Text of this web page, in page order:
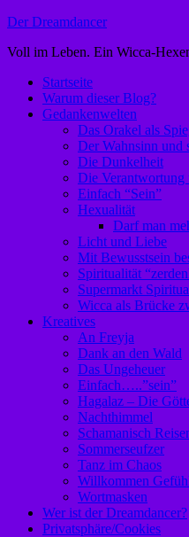
Zum
springen
Der Dreamdancer
Voll im Leben. Ein Wicca-
Startseite
Warum dieser Blog?
Gedankenwelten
Das Orakel als
Der Wahnsinn und
Die Dunkelheit
Die Verantwortung
Einfach “Sein”
Hexualität
Darf man
Licht und Liebe
Mit Bewusstsein
Spiritualität
Supermarkt
Wicca als Brücke
Kreatives
An Freyja
Dank an den Wald
Das Ungeheuer
Einfach…..”sein”
Hagalaz – Die
Nachthimmel
Schamanisch
Sommerseufzer
Tanz im Chaos
Willkommen
Wortmasken
Wer ist der Dreamdancer?
Privatsphäre/Cookies